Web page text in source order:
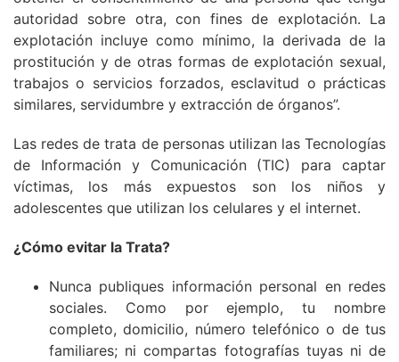
autoridad sobre otra, con fines de explotación. La
explotación incluye como mínimo, la derivada de la
prostitución y de otras formas de explotación sexual,
trabajos o servicios forzados, esclavitud o prácticas
similares, servidumbre y extracción de órganos”.
Las redes de trata de personas utilizan las Tecnologías
de Información y Comunicación (TIC) para captar
víctimas, los más expuestos son los niños y
adolescentes que utilizan los celulares y el internet.
¿Cómo evitar la Trata?
Nunca publiques información personal en redes
sociales. Como por ejemplo, tu nombre
completo, domicilio, número telefónico o de tus
familiares; ni compartas fotografías tuyas ni de